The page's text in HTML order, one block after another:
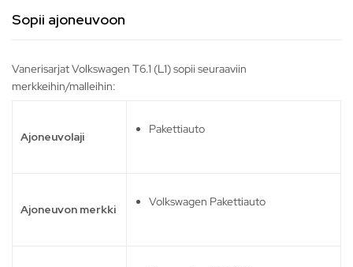
Sopii ajoneuvoon
Vanerisarjat Volkswagen T6.1 (L1) sopii seuraaviin
merkkeihin/malleihin:
Ajoneuvolaji
Pakettiauto
Ajoneuvon merkki
Volkswagen Pakettiauto